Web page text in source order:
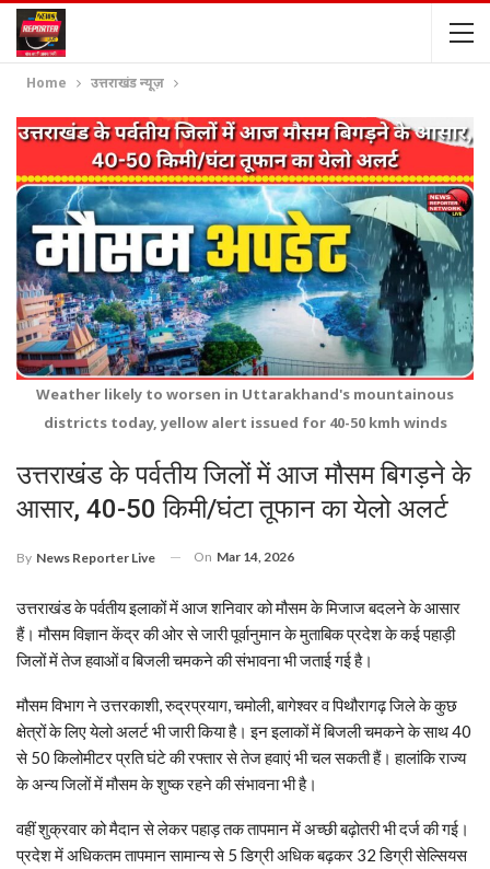
Home उत्तराखंड न्यूज़
Weather likely to worsen in Uttarakhand's mountainous
districts today, yellow alert issued for 40-50 kmh winds
उत्तराखंड के पर्वतीय जिलों में आज मौसम बिगड़ने के
आसार, 40-50 किमी/घंटा तूफान का येलो अलर्ट
By News Reporter Live On Mar 14, 2026
उत्तराखंड के पर्वतीय इलाकों में आज शनिवार को मौसम के मिजाज बदलने के आसार
हैं। मौसम विज्ञान केंद्र की ओर से जारी पूर्वानुमान के मुताबिक प्रदेश के कई पहाड़ी
जिलों में तेज हवाओं व बिजली चमकने की संभावना भी जताई गई है।
मौसम विभाग ने उत्तरकाशी, रुद्रप्रयाग, चमोली, बागेश्वर व पिथौरागढ़ जिले के कुछ
क्षेत्रों के लिए येलो अलर्ट भी जारी किया है। इन इलाकों में बिजली चमकने के साथ 40
से 50 किलोमीटर प्रति घंटे की रफ्तार से तेज हवाएं भी चल सकती हैं। हालांकि राज्य
के अन्य जिलों में मौसम के शुष्क रहने की संभावना भी है।
वहीं शुक्रवार को मैदान से लेकर पहाड़ तक तापमान में अच्छी बढ़ोतरी भी दर्ज की गई।
प्रदेश में अधिकतम तापमान सामान्य से 5 डिग्री अधिक बढ़कर 32 डिग्री सेल्सियस